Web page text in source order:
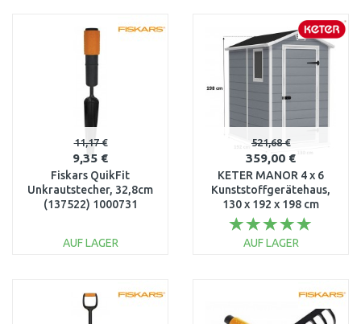
Vergleichen
WARENKORB
Vergleichen
11,17 €
9,35 €
Fiskars QuikFit
Unkrautstecher, 32,8cm
(137522) 1000731
AUF LAGER
Vergleichen
521,68 €
359,00 €
KETER MANOR 4 x 6
Kunststoffgerätehaus,
130 x 192 x 198 cm
17197126
AUF LAGER